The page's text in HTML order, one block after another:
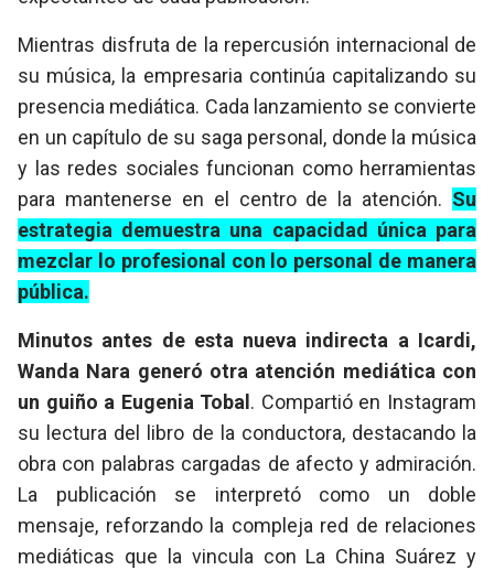
Mientras disfruta de la repercusión internacional de
su música, la empresaria continúa capitalizando su
presencia mediática. Cada lanzamiento se convierte
en un capítulo de su saga personal, donde la música
y las redes sociales funcionan como herramientas
para mantenerse en el centro de la atención. Su
estrategia demuestra una capacidad única para
mezclar lo profesional con lo personal de manera
pública.
Minutos antes de esta nueva indirecta a Icardi,
Wanda Nara generó otra atención mediática con
un guiño a Eugenia Tobal . Compartió en Instagram
su lectura del libro de la conductora, destacando la
obra con palabras cargadas de afecto y admiración.
La publicación se interpretó como un doble
mensaje, reforzando la compleja red de relaciones
mediáticas que la vincula con La China Suárez y